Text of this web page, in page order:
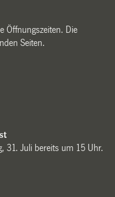
Öffnungszeiten. Die
Seiten.
31. Juli bereits um 15 Uhr.